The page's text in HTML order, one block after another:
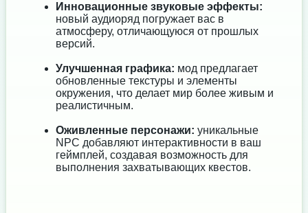
Инновационные звуковые эффекты:
новый аудиоряд погружает вас в
атмосферу, отличающуюся от прошлых
версий.
Улучшенная графика: мод предлагает
обновленные текстуры и элементы
окружения, что делает мир более живым и
реалистичным.
Оживленные персонажи: уникальные
NPC добавляют интерактивности в ваш
геймплей, создавая возможность для
выполнения захватывающих квестов.